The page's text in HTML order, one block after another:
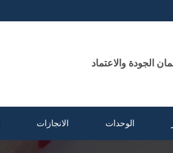
الوحدات الانجازات